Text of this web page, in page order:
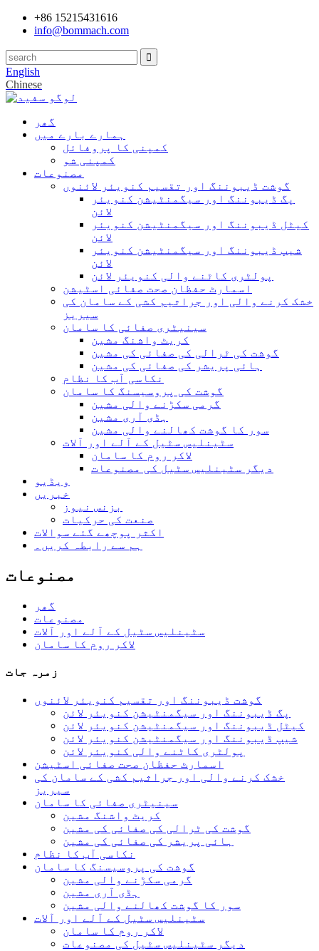
+86 15215431616
info@bommach.com
English
Chinese
گھر
ہمارے بارے میں
کمپنی کا پروفائل
کمپنی شو
مصنوعات
گوشت ڈیبوننگ اور تقسیم کنویئر لائنوں
پگ ڈیبوننگ اور سیگمنٹیشن کنویئر
لائن
کیٹل ڈیبوننگ اور سیگمنٹیشن کنویئر
لائن
شیپ ڈیبوننگ اور سیگمنٹیشن کنویئر
لائن
پولٹری کاٹنے والی کنویئر لائن
اسمارٹ حفظان صحت صفائی اسٹیشن
خشک کرنے والی اور جراثیم کشی کے سامان کی
سیریز
سینیٹری صفائی کا سامان
کریٹ واشنگ مشین
گوشت کی ٹرالی کی صفائی کی مشین
ہائی پریشر کی صفائی کی مشین
نکاسی آب کا نظام
گوشت کی پروسیسنگ کا سامان
گرمی سکڑنے والی مشین
ہڈی آری مشین
سور کا گوشت کھالنے والی مشین
سٹینلیس سٹیل کے آلے اور آلات
لاکر روم کا سامان
دیگر سٹینلیس سٹیل کی مصنوعات
ویڈیو
خبریں
بزنس نیوز
صنعت کی حرکیات
اکثر پوچھے گئے سوالات
ہم سے رابطہ کریں۔
مصنوعات
گھر
مصنوعات
سٹینلیس سٹیل کے آلے اور آلات
لاکر روم کا سامان
زمرہ جات
گوشت ڈیبوننگ اور تقسیم کنویئر لائنوں
پگ ڈیبوننگ اور سیگمنٹیشن کنویئر لائن
کیٹل ڈیبوننگ اور سیگمنٹیشن کنویئر لائن
شیپ ڈیبوننگ اور سیگمنٹیشن کنویئر لائن
پولٹری کاٹنے والی کنویئر لائن
اسمارٹ حفظان صحت صفائی اسٹیشن
خشک کرنے والی اور جراثیم کشی کے سامان کی
سیریز
سینیٹری صفائی کا سامان
کریٹ واشنگ مشین
گوشت کی ٹرالی کی صفائی کی مشین
ہائی پریشر کی صفائی کی مشین
نکاسی آب کا نظام
گوشت کی پروسیسنگ کا سامان
گرمی سکڑنے والی مشین
ہڈی آری مشین
سور کا گوشت کھالنے والی مشین
سٹینلیس سٹیل کے آلے اور آلات
لاکر روم کا سامان
دیگر سٹینلیس سٹیل کی مصنوعات